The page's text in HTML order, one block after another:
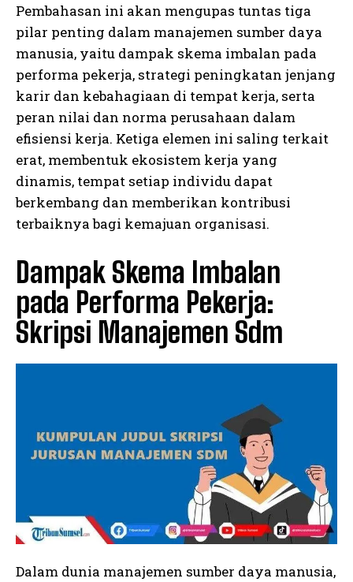
Pembahasan ini akan mengupas tuntas tiga
pilar penting dalam manajemen sumber daya
manusia, yaitu dampak skema imbalan pada
performa pekerja, strategi peningkatan jenjang
karir dan kebahagiaan di tempat kerja, serta
peran nilai dan norma perusahaan dalam
efisiensi kerja. Ketiga elemen ini saling terkait
erat, membentuk ekosistem kerja yang
dinamis, tempat setiap individu dapat
berkembang dan memberikan kontribusi
terbaiknya bagi kemajuan organisasi.
Dampak Skema Imbalan
pada Performa Pekerja:
Skripsi Manajemen Sdm
Dalam dunia manajemen sumber daya manusia,